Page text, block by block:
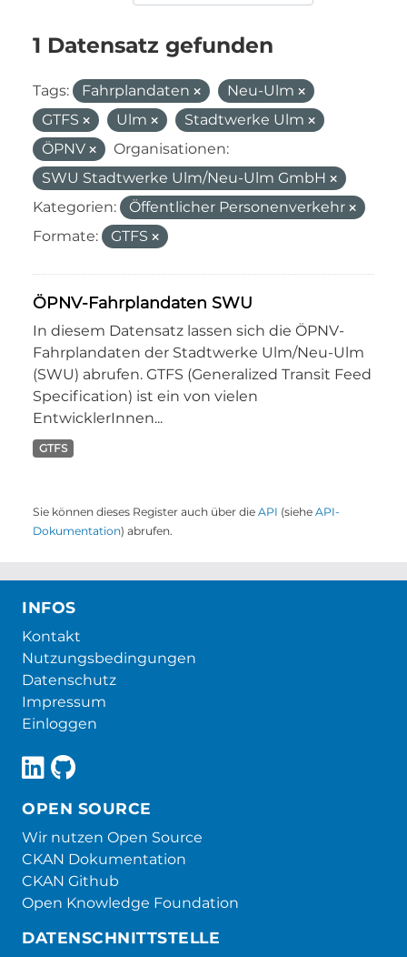
1 Datensatz gefunden
Tags: Fahrplandaten
Neu-Ulm
GTFS
Ulm
Stadtwerke Ulm
ÖPNV
Organisationen:
SWU Stadtwerke Ulm/Neu-Ulm GmbH
Kategorien:
Öffentlicher Personenverkehr
Formate:
GTFS
ÖPNV-Fahrplandaten SWU
In diesem Datensatz lassen sich die ÖPNV-
Fahrplandaten der Stadtwerke Ulm/Neu-Ulm
(SWU) abrufen. GTFS (Generalized Transit Feed
Specification) ist ein von vielen
EntwicklerInnen...
GTFS
Sie können dieses Register auch über die API (siehe API-
Dokumentation) abrufen.
INFOS
Kontakt
Nutzungsbedingungen
Datenschutz
Impressum
Einloggen
OPEN SOURCE
Wir nutzen Open Source
CKAN Dokumentation
CKAN Github
Open Knowledge Foundation
DATENSCHNITTSTELLE